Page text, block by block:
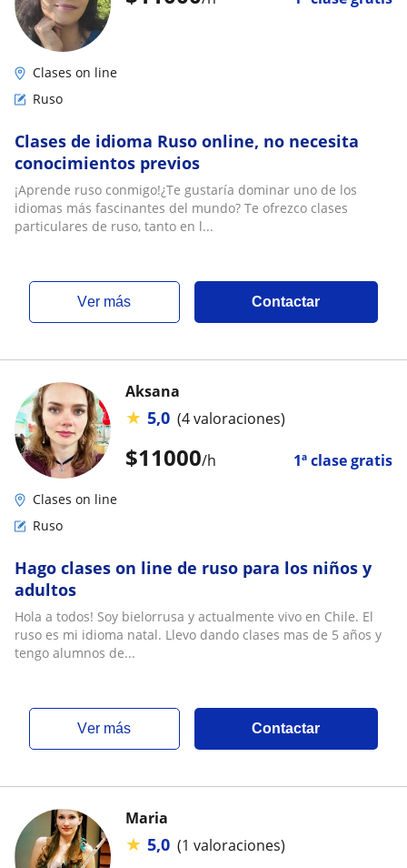
Clases on line
Ruso
Clases de idioma Ruso online, no necesita
conocimientos previos
¡Aprende ruso conmigo!¿Te gustaría dominar uno de los
idiomas más fascinantes del mundo? Te ofrezco clases
particulares de ruso, tanto en l...
ver más Contactar
$11000/h 1ª clase gratis
Aksana
★ 5,0 (4 valoraciones)
Clases on line
Ruso
Hago clases on line de ruso para los niños y
adultos
Hola a todos! Soy bielorrusa y actualmente vivo en Chile. El
ruso es mi idioma natal. Llevo dando clases mas de 5 años y
tengo alumnos de...
ver más Contactar
Maria
★ 5,0 (1 valoraciones)